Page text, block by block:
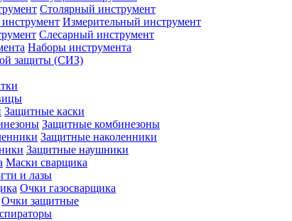
Столярный инструмент
Измерительный инструмент
Слесарный инструмент
Наборы инструмента
защиты (СИЗ)
Защитные каски
Защитные комбинезоны
Защитные наколенники
Защитные наушники
Маски сварщика
и лазы
Очки газосварщика
Очки защитные